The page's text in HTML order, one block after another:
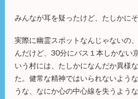
みんなが耳を疑ったけど、たしかにそ
実際に幽霊スポットなんじゃないの
んだけど、30分にバス１本しかない
いう村には、たしかになんだか異様
た。健常な精神ではいられないよう
うな、なにか心の中心線を失うような